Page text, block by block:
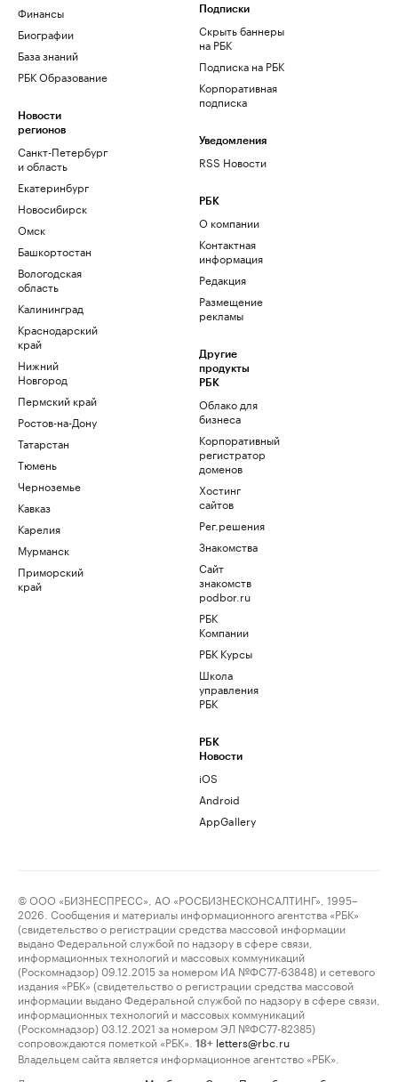
Финансы
Биографии
База знаний
РБК Образование
Новости
регионов
Санкт-Петербург
и область
Екатеринбург
Новосибирск
Омск
Башкортостан
Вологодская
область
Калининград
Краснодарский
край
Нижний
Новгород
Пермский край
Ростов-на-Дону
Татарстан
Тюмень
Черноземье
Кавказ
Карелия
Мурманск
Приморский
край
Подписки
Скрыть баннеры
на РБК
Подписка на РБК
Корпоративная
подписка
Уведомления
RSS Новости
РБК
О компании
Контактная
информация
Редакция
Размещение
рекламы
Другие
продукты
РБК
Облако для
бизнеса
Корпоративный
регистратор
доменов
Хостинг
сайтов
Рег.решения
Знакомства
Сайт
знакомств
podbor.ru
РБК
Компании
РБК Курсы
Школа
управления
РБК
РБК
Новости
iOS
Android
AppGallery
© ООО «БИЗНЕСПРЕСС», АО «РОСБИЗНЕСКОНСАЛТИНГ», 1995–
2026. Сообщения и материалы информационного агентства «РБК»
(свидетельство о регистрации средства массовой информации
выдано Федеральной службой по надзору в сфере связи,
информационных технологий и массовых коммуникаций
(Роскомнадзор) 09.12.2015 за номером ИА №ФС77-63848) и сетевого
издания «РБК» (свидетельство о регистрации средства массовой
информации выдано Федеральной службой по надзору в сфере связи,
информационных технологий и массовых коммуникаций
(Роскомнадзор) 03.12.2021 за номером ЭЛ №ФС77-82385)
сопровождаются пометкой «РБК».
18+ letters@rbc.ru
Владельцем сайта является информационное агентство «РБК».